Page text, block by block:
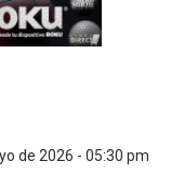
de 2026 - 05:30 pm